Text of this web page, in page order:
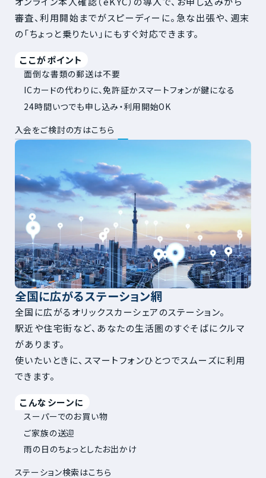
審査、利用開始までがスピーディーに。急な出張や、週末
の「ちょっと乗りたい」にもすぐ対応できます。
ここがポイント
面倒な書類の郵送は不要
ICカードの代わりに、免許証かスマートフォンが鍵になる
24時間いつでも申し込み・利用開始OK
入会をご検討の方はこちら
全国に広がるステーション網
全国に広がるオリックスカーシェアのステーション。
駅近や住宅街など、あなたの生活圏のすぐそばにクルマ
があります。
使いたいときに、スマートフォンひとつでスムーズに利用
できます。
こんなシーンに
スーパーでのお買い物
ご家族の送迎
雨の日のちょっとしたお出かけ
ステーション検索はこちら